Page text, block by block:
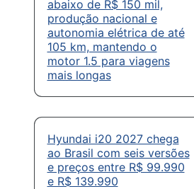
abaixo de R$ 150 mil,
produção nacional e
autonomia elétrica de até
105 km, mantendo o
motor 1.5 para viagens
mais longas
Hyundai i20 2027 chega
ao Brasil com seis versões
e preços entre R$ 99.990
e R$ 139.990